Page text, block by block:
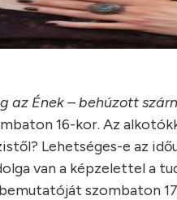
az Ének – behúzott
16-kor. Az
Lehetséges-e az
van a képzelettel a
szombaton